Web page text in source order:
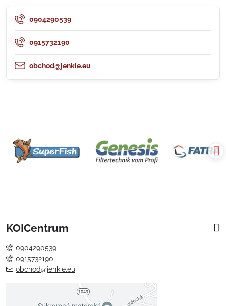
0904290539
0915732190
obchod@jenkie.eu
KOICentrum
0904290539
0915732190
obchod@jenkie.eu